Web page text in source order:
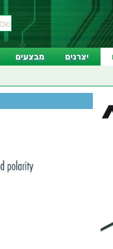
יצרנים מבצעים